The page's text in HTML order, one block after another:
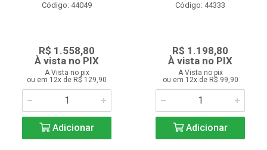
Código: 44049
R$ 1.558,80
À vista no PIX
A Vista no pix
ou em 12x de R$ 129,90
Adicionar
Código: 44333
R$ 1.198,80
À vista no PIX
A Vista no pix
ou em 12x de R$ 99,90
Adicionar